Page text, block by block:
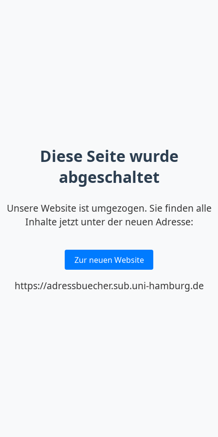
Diese Seite wurde
abgeschaltet
Unsere Website ist umgezogen. Sie finden alle
Inhalte jetzt unter der neuen Adresse:
Zur neuen Website
https://adressbuecher.sub.uni-hamburg.de